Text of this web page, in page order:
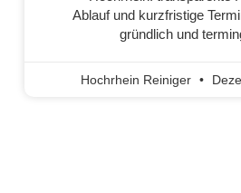
Ablauf und kurzfristige
gründlich und
Hochrhein Reiniger